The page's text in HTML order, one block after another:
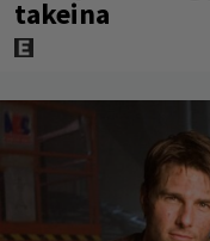
takeina